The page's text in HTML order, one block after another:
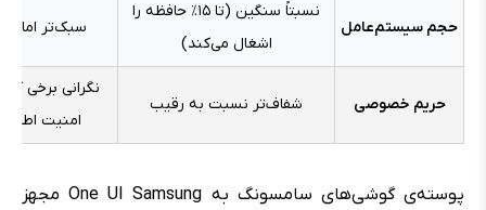
حجم سیستم‌عامل
نسبتاً سنگین (تا ۱۵٪ حافظه را
اشغال می‌کند)
سبک‌تر اما با
حریم خصوصی شفاف‌تر نسبت به رقیب
نگرانی برخی
امنیت
پوسته‌ی گوشی‌های سامسونگ به One UI Samsung مجهز